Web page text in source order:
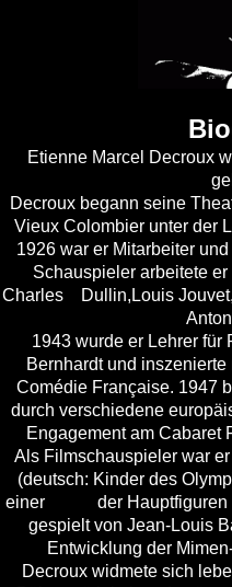
Etienne Marcel Decroux
Decroux begann seine
Vieux Colombier unter der
1926 war er Mitarbeiter
Schauspieler arbeitete
Charles Dullin,Louis
1943 wurde er Lehrer für
Bernhardt und
Comédie Française. 1947
durch verschiedene
Engagement am Cabaret
Als Filmschauspieler war
(deutsch: Kinder des
einer der Hauptfiguren
gespielt von Jean-Louis
Entwicklung der
Decroux widmete sich